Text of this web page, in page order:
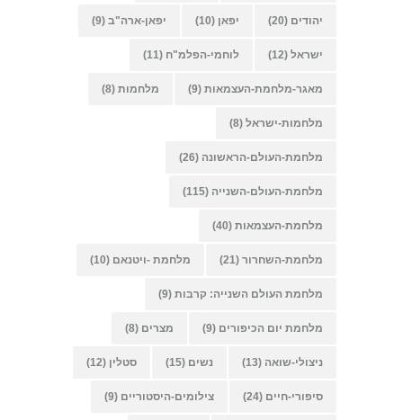
יהודים (20) יפאן (10) יפאן-ארה"ב (9)
ישראל (12) לוחמי-הפלמ"ח (11)
מאגר-מלחמת-העצמאות (9) מלחמות (8)
מלחמות-ישראל (8)
מלחמת-העולם-הראשונה (26)
מלחמת-העולם-השנייה (115)
מלחמת-העצמאות (40)
מלחמת-השחרור (21) מלחמת -ויטנאם (10)
מלחמת העולם השנייה: קרבות (9)
מלחמת יום הכיפורים (9) מצרים (8)
ניצולי-שואה (13) נשים (15) סטלין (12)
סיפורי-חיים (24) צילומים-היסטוריים (9)